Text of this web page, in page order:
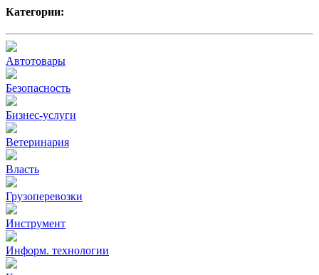
Категории:
Автотовары
Безопасность
Бизнес-услуги
Ветеринария
Власть
Грузоперевозки
Инструмент
Информ. технологии